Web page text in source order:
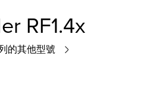
RF1.4x
的其他型號